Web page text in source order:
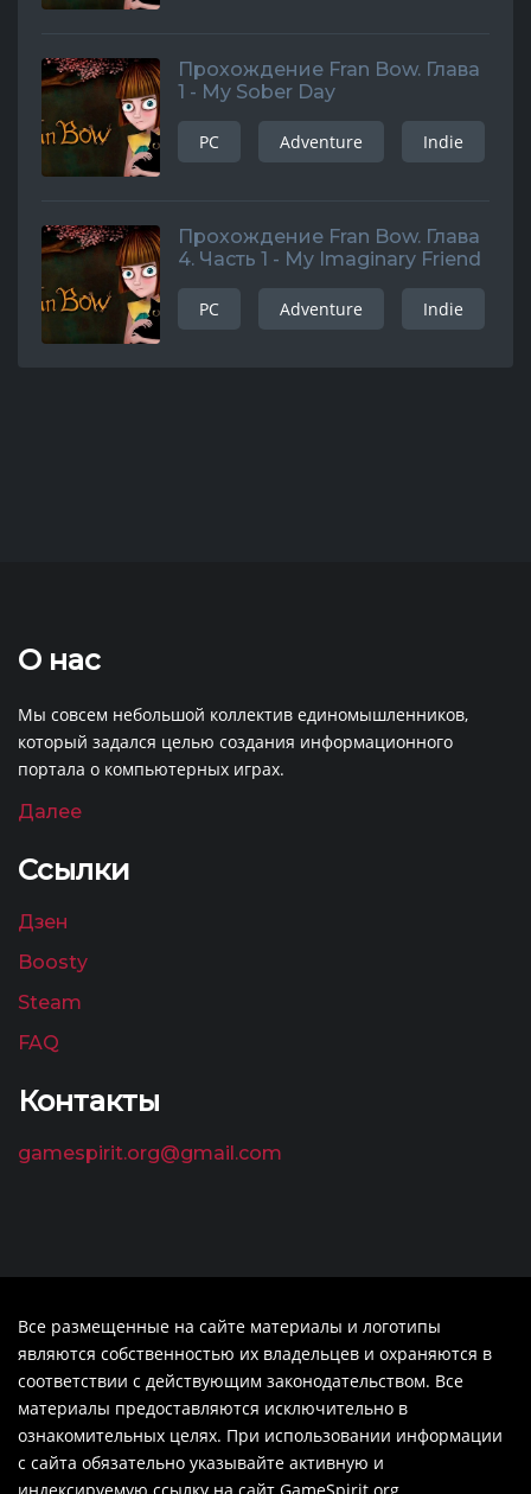
Прохождение Fran Bow. Глава
1 - My Sober Day
PC Adventure Indie
Прохождение Fran Bow. Глава
4. Часть 1 - My Imaginary Friend
PC Adventure Indie
О нас
Мы совсем небольшой коллектив единомышленников,
который задался целью создания информационного
портала о компьютерных играх.
Далее
Ссылки
Дзен
Boosty
Steam
FAQ
Контакты
gamespirit.org@gmail.com
Все размещенные на сайте материалы и логотипы
являются собственностью их владельцев и охраняются в
соответствии с действующим законодательством. Все
материалы предоставляются исключительно в
ознакомительных целях. При использовании информации
с сайта обязательно указывайте активную и